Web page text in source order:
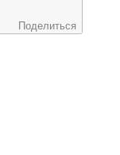
Поделиться